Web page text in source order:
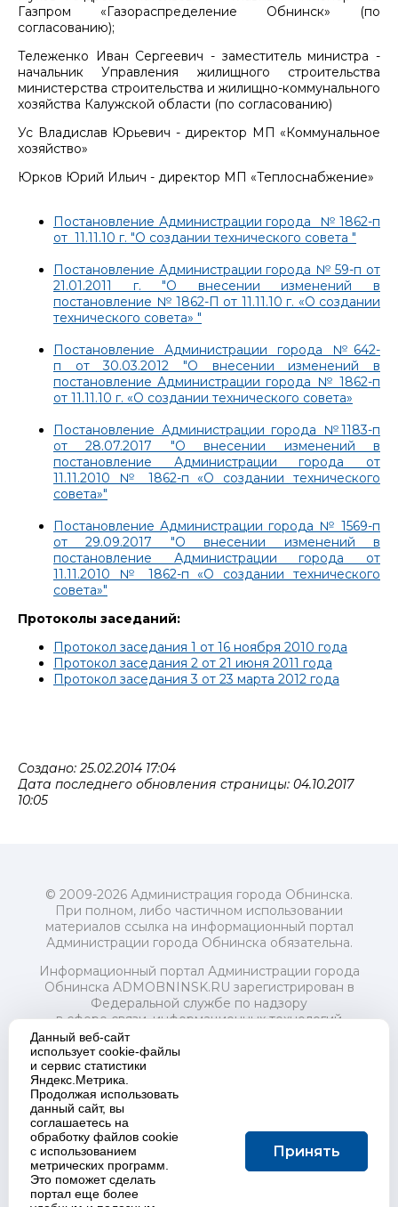
Газпром «Газораспределение Обнинск» (по
согласованию);
Тележенко Иван Сергеевич - заместитель министра -
начальник Управления жилищного строительства
министерства строительства и жилищно-коммунального
хозяйства Калужской области (по согласованию)
Ус Владислав Юрьевич - директор МП «Коммунальное
хозяйство»
Юрков Юрий Ильич - директор МП «Теплоснабжение»
Постановление Администрации города № 1862-п
от 11.11.10 г. "О создании технического совета "
Постановление Администрации города № 59-п от
21.01.2011 г. "О внесении изменений в
постановление № 1862-П от 11.11.10 г. «О создании
технического совета» "
Постановление Администрации города №642-
п от 30.03.2012 "О внесении изменений в
постановление Администрации города № 1862-п
от 11.11.10 г. «О создании технического совета»
Постановление Администрации города №1183-п
от 28.07.2017 "О внесении изменений в
постановление Администрации города от
11.11.2010 № 1862-п «О создании технического
совета»"
Постановление Администрации города № 1569-п
от 29.09.2017 "О внесении изменений в
постановление Администрации города от
11.11.2010 № 1862-п «О создании технического
совета»"
Протоколы заседаний:
Протокол заседания 1 от 16 ноября 2010 года
Протокол заседания 2 от 21 июня 2011 года
Протокол заседания 3 от 23 марта 2012 года
Создано: 25.02.2014 17:04
Дата последнего обновления страницы: 04.10.2017
10:05
© 2009-2026 Администрация города Обнинска.
При полном, либо частичном использовании
материалов ссылка на информационный портал
Администрации города Обнинска обязательна.
Информационный портал Администрации города
Обнинска ADMOBNINSK.RU зарегистрирован в
Федеральной службе по надзору
в сфере связи, информационных технологий
и массовых коммуникаций (Роскомнадзор) 24 июля
2018 года.
Свидетельство о регистрации Эл № ФС77-73321
Учредитель: Администрация (исполнительно-
распорядительный орган) городского округа "Город
Обнинск". Главный редактор: Байкова Е.А.
Адрес электронной почты Редакции:
redactor@admobninsk.ru
Телефон Редакции: +7 (484) 395-85-85
Настоящий ресурс содержит материалы 18+
Данный веб-сайт
использует cookie-файлы
и сервис статистики
Яндекс.Метрика.
Продолжая использовать
данный сайт, вы
соглашаетесь на
обработку файлов cookie
с использованием
метрических программ.
Это поможет сделать
портал еще более
Принять